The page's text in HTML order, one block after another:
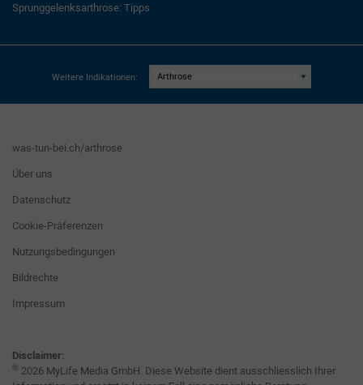
Sprunggelenksarthrose: Tipps
Weitere Indikationen:
was-tun-bei.ch/arthrose
Über uns
Datenschutz
Cookie-Präferenzen
Nutzungsbedingungen
Bildrechte
Impressum
Disclaimer:
© 2026 MyLife Media GmbH. Diese Website dient ausschliesslich Ihrer